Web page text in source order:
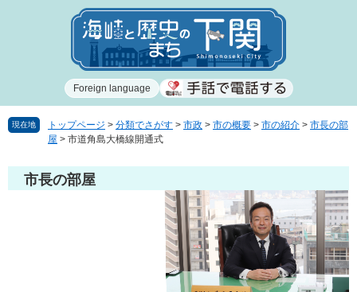
で
ば
へ
Foreign language
現在地 トップページ > 分類でさがす > 市政 > 市の概要 > 市の紹介 > 市長の部
屋 > 市道角島大橋線開通式
市長の部屋